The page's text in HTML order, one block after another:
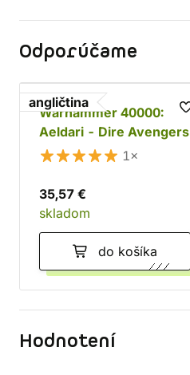
Odporúčame
angličtina
Warhammer 40000:
Aeldari - Dire Avengers
1×
35,57 €
skladom
do košíka
Hodnotení